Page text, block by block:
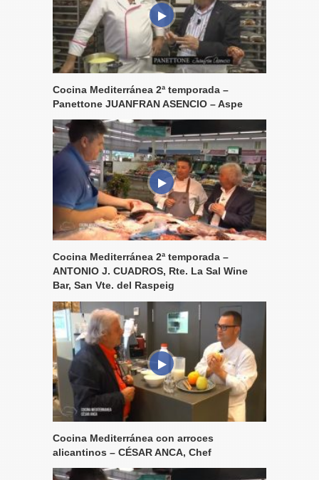
Cocina Mediterránea 2ª temporada –
Panettone JUANFRAN ASENCIO – Aspe
Cocina Mediterránea 2ª temporada –
ANTONIO J. CUADROS, Rte. La Sal Wine
Bar, San Vte. del Raspeig
Cocina Mediterránea con arroces
alicantinos – CÉSAR ANCA, Chef